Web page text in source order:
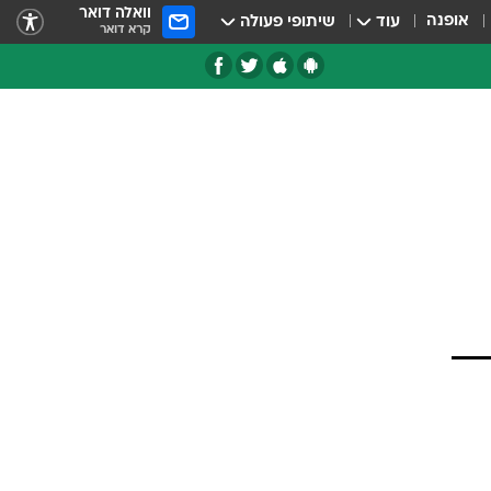
אופנה עוד שיתופי פעולה וואלה דואר
קרא דואר